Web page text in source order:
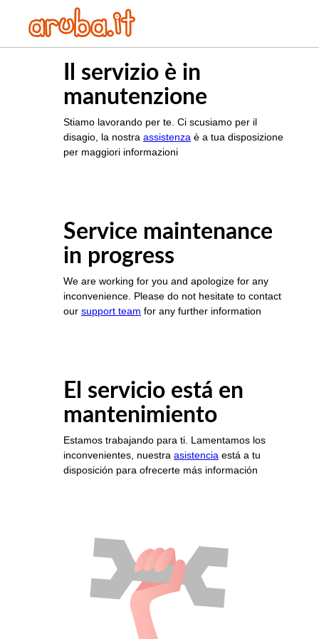
Il servizio è in
manutenzione
Stiamo lavorando per te. Ci scusiamo per il
disagio, la nostra assistenza è a tua disposizione
per maggiori informazioni
Service maintenance
in progress
We are working for you and apologize for any
inconvenience. Please do not hesitate to contact
our support team for any further information
El servicio está en
mantenimiento
Estamos trabajando para ti. Lamentamos los
inconvenientes, nuestra asistencia está a tu
disposición para ofrecerte más información